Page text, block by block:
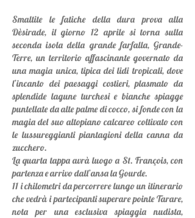
Smaltite le fatiche della dura prova alla
Dèsirade, il giorno 12 aprile si torna sulla
seconda isola della grande farfalla, Grande-
Terre, un territorio affascinante governato da
una magia unica, tipica dei lidi tropicali, dove
l’incanto dei paesaggi costieri, plasmato da
splendide lagune turchesi e bianche spiagge
puntellate da alte palme di cocco, si fonde con la
magia del suo altopiano calcareo coltivato con
le lussureggianti piantagioni della canna da
zucchero.
La quarta tappa avrà luogo a St. François, con
partenza e arrivo dall’ansa la Gourde.
11 i chilometri da percorrere lungo un itinerario
che vedrà i partecipanti superare pointe Tarare,
nota per una esclusiva spiaggia nudista,